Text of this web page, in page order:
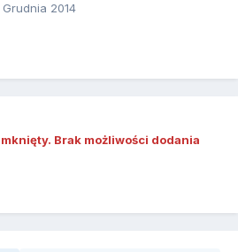
Grudnia 2014
Brak możliwości dodania